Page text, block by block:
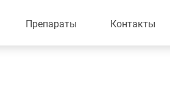
Препараты Контакты